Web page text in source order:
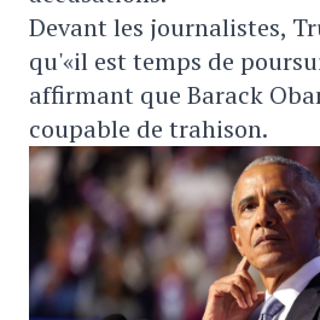
Devant les journalistes,
qu'«il est temps de
affirmant que Barack
coupable de trahison.